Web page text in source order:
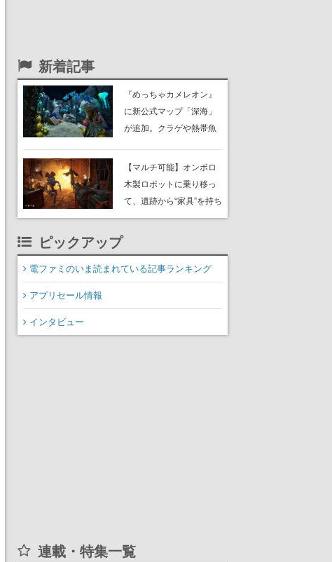
新着記事
『めっちゃカメレオン』
に新公式マップ「深海」
が追加。クラゲや熱帯魚
や大きな貝も
【マルチ可能】オンボロ
木製ロボットに乗り移っ
て、遺跡から“家具”を持ち
帰るホラーアクションゲ
売。迫る“腐敗”から逃げ延
び、持ち帰った家具で基
ピックアップ
電ファミのいま読まれている記事ランキング
アプリセール情報
インタビュー
連載・特集一覧